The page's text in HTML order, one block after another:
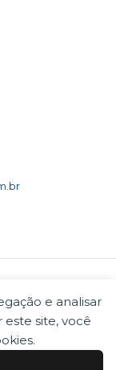
e analisar
este site, você
Ligue
todo o Brasil.